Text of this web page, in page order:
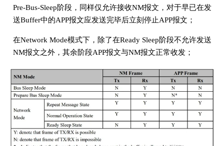
Pre-Bus-Sleep阶段，同样仅允许接收NM报文，对于早已在发
送Buffer中的APP报文应发送完毕后立刻停止APP报文；
在Network Mode模式下，除了在Ready Sleep阶段不允许发送
NM报文之外，其余阶段APP报文与NM报文正常收发；